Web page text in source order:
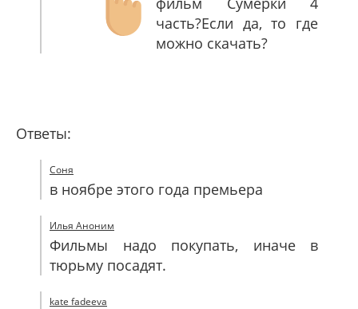
часть?Если да, то где
можно скачать?
Ответы:
Соня
в ноябре этого года премьера
Илья Аноним
Фильмы надо покупать, иначе в
тюрьму посадят.
kate fadeeva